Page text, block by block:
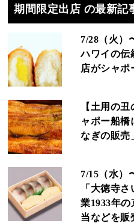
期間限定出店 の最新記
7/28（火）
ハワイの伝
店がシャポ
【土用の
ャポー船橋
なぎの販売
7/15（水）
「大徳寺
業1933年
当などを販